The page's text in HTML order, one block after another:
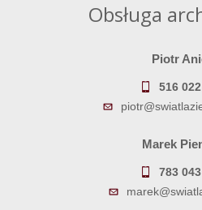
Obsługa
Piotr
516
Marek
783